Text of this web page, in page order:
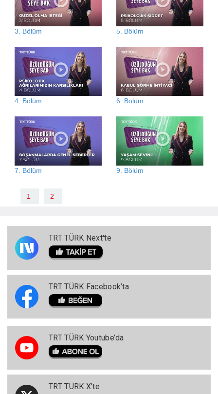
3. Bölüm 5. Bölüm
4. Bölüm 6. Bölüm
7. Bölüm 9. Bölüm
1 2
TRT TÜRK Next'te
TRT TÜRK Facebook’ta
TRT TÜRK Youtube’da
TRT TÜRK X'te